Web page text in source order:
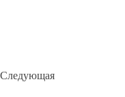
Следующая